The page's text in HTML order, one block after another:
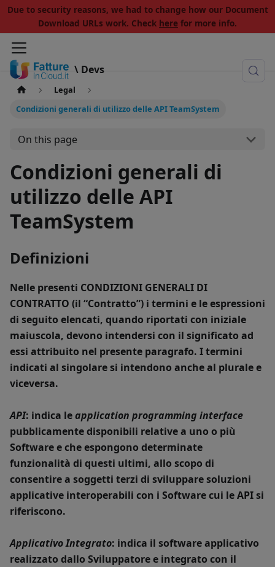
Due to security reasons, we had to change how our Document
Download URLs work. Check here for more info.
\ Devs
Legal
Condizioni generali di utilizzo delle API TeamSystem
On this page
Condizioni generali di
utilizzo delle API
TeamSystem
Definizioni
Nelle presenti CONDIZIONI GENERALI DI
CONTRATTO (il “Contratto”) i termini e le espressioni
di seguito elencati, quando riportati con iniziale
maiuscola, devono intendersi con il significato ad
essi attribuito nel presente paragrafo. I termini
indicati al singolare si intendono anche al plurale e
viceversa.
API: indica leapplication programming interface
pubblicamente disponibili relative a uno o più
Software e che espongono determinate
funzionalità di questi ultimi, allo scopo di
consentire a soggetti terzi di sviluppare soluzioni
applicative interoperabili con i Software cui le API si
riferiscono.
Applicativo Integrato: indica il software applicativo
realizzato dallo Sviluppatore e integrato con il